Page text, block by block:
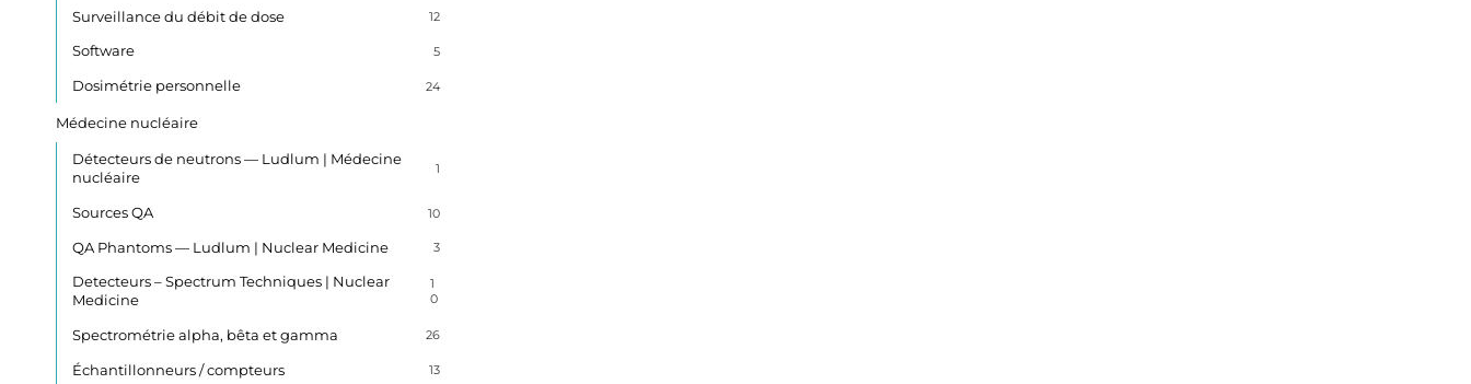
Surveillance du débit de dose 12
Software 5
Dosimétrie personnelle 24
Médecine nucléaire
Détecteurs de neutrons — Ludlum | Médecine
nucléaire
1
Sources QA 10
QA Phantoms — Ludlum | Nuclear Medicine 3
Detecteurs – Spectrum Techniques | Nuclear
Medicine
1
0
Spectrométrie alpha, bêta et gamma 26
Échantillonneurs / compteurs 13